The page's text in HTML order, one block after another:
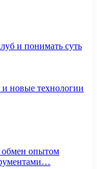
и понимать суть
и новые технологии
обмен опытом